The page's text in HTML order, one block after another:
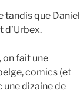
tandis que Daniel
d’Urbex.
on fait une
comics (et
une dizaine de